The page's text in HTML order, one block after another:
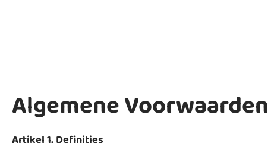
Algemene Voorwaarden
Artikel 1. Definities